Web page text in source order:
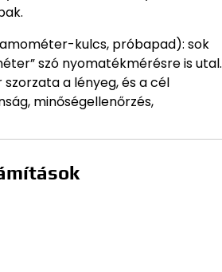
kulcs, próbapad): sok
szó nyomatékmérésre is utal.
a lényeg, és a cél
minőségellenőrzés,